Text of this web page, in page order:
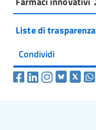
Liste di trasparenza
Condividi